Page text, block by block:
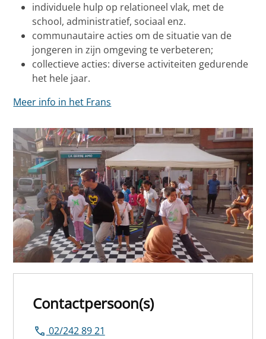
individuele hulp op relationeel vlak, met de
school, administratief, sociaal enz.
communautaire acties om de situatie van de
jongeren in zijn omgeving te verbeteren;
collectieve acties: diverse activiteiten gedurende
het hele jaar.
Meer info in het Frans
Contactpersoon(s)
02/242 89 21